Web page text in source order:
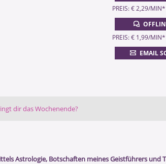
PREIS: € 2,29/MIN*
PREIS: € 1,99/MIN*
EMAIL
dir das Wochenende?
Astrologie, Botschaften meines Geistführers und